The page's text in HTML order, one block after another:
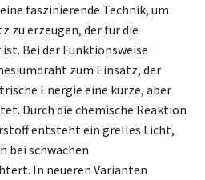
faszinierende Technik, um
zu erzeugen, der für die
Bei der Funktionsweise
zum Einsatz, der
Energie eine kurze, aber
Durch die chemische Reaktion
entsteht ein grelles Licht,
bei schwachen
In neueren Varianten